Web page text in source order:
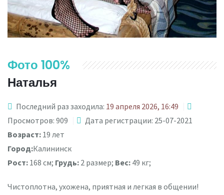
Фото 100%
Наталья
Последний раз заходила: 19 апреля 2026, 16:49
Просмотров: 909
Дата регистрации: 25-07-2021
Возраст: 19 лет
Город:Калининск
Рост: 168 см; Грудь: 2 размер; Вес: 49 кг;
Чистоплотна, ухожена, приятная и легкая в общении!